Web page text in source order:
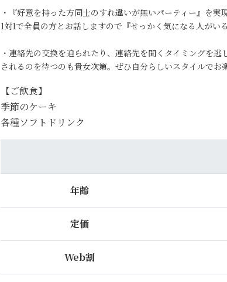
・『好意を持った方同士のすれ違いが無いパーティー』を実
1対1で全員の方とお話しますので『せっかく気になる人がい
・連絡先の交換を迫られたり、連絡先を聞くタイミングを
されるのを待つのも貴女次第。ぜひ自分らしいスタイルでお
【ご飲食】
季節のケーキ
各種ソフトドリンク
年齢
定価
Web割